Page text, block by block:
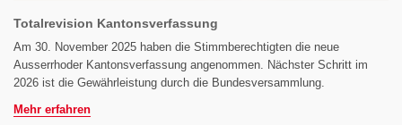
Totalrevision Kantonsverfassung
Am 30. November 2025 haben die Stimmberechtigten die neue
Ausserrhoder Kantonsverfassung angenommen. Nächster Schritt im
2026 ist die Gewährleistung durch die Bundesversammlung.
Mehr erfahren